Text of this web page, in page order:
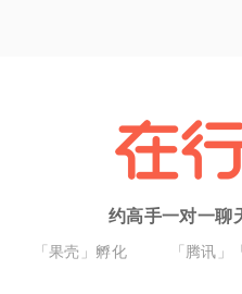
约高手一对一聊
「果壳」孵化 「腾讯」